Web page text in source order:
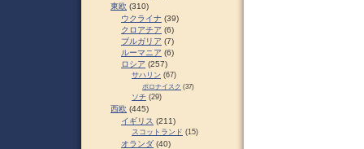
東欧 (310)
ウクライナ (39)
クロアチア (6)
ブルガリア (7)
ルーマニア (6)
ロシア (257)
サハリン (67)
ポロナイスク (37)
ソチ (29)
西欧 (445)
イギリス (211)
スコットランド (15)
オランダ (40)